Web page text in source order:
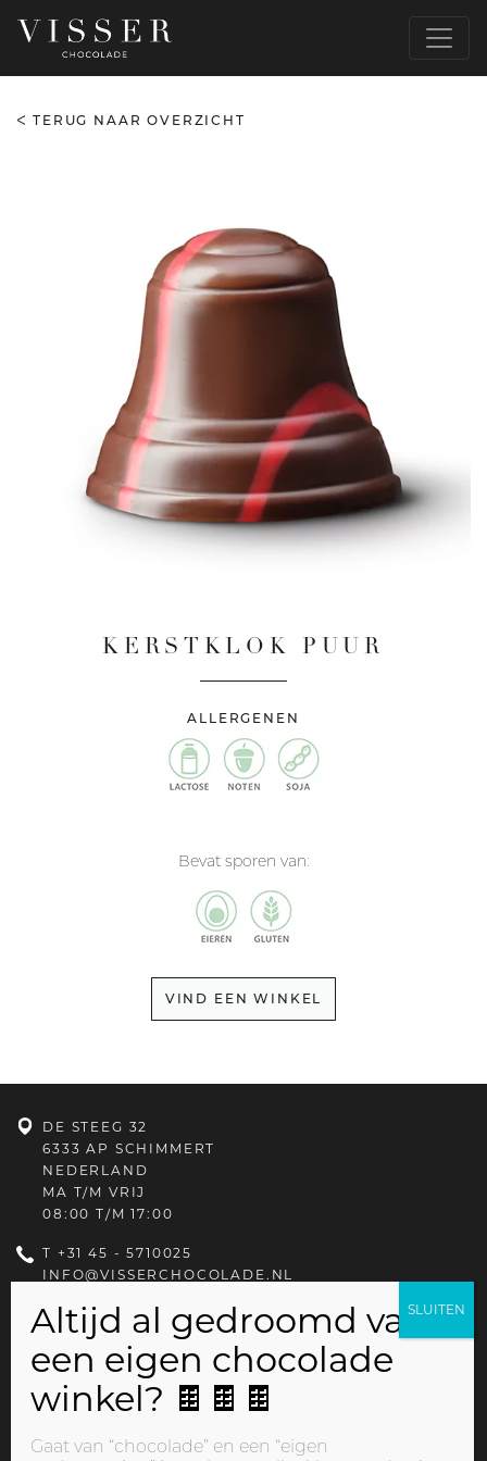
TERUG NAAR OVERZICHT
KERSTKLOK PUUR
ALLERGENEN
Bevat sporen van:
VIND EEN WINKEL
DE STEEG 32
6333 AP SCHIMMERT
NEDERLAND
MA T/M VRIJ
08:00 T/M 17:00
T +31 45 - 5710025
INFO@VISSERCHOCOLADE.NL
Gaat van “chocolade” en een “eigen